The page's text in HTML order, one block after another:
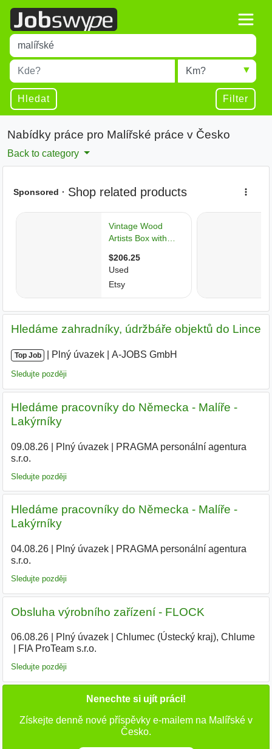
Title
Type 1 or more characters for results.
Místo
Type 1 or more characters for results.
Radius
Hledat Filter
Nabídky práce pro Malířské práce v Česko
Back to category
Hledáme zahradníky, údržbáře objektů do Lince
Top Job Plný úvazek A-JOBS GmbH
Sledujte později
Hledáme pracovníky do Německa - Malíře -
Lakýrníky
09.08.26| Plný úvazek|
PRAGMA personální agentura
s.r.o.
Sledujte později
Hledáme pracovníky do Německa - Malíře -
Lakýrníky
04.08.26| Plný úvazek|
PRAGMA personální agentura
s.r.o.
Sledujte později
Obsluha výrobního zařízení - FLOCK
06.08.26| Plný úvazek| Chlumec (Ústecký kraj), Chlume|
FIA ProTeam s.r.o.
Sledujte později
Nenechte si ujít práci!
Získejte denně nové příspěvky e-mailem na Malířské v
Česko.